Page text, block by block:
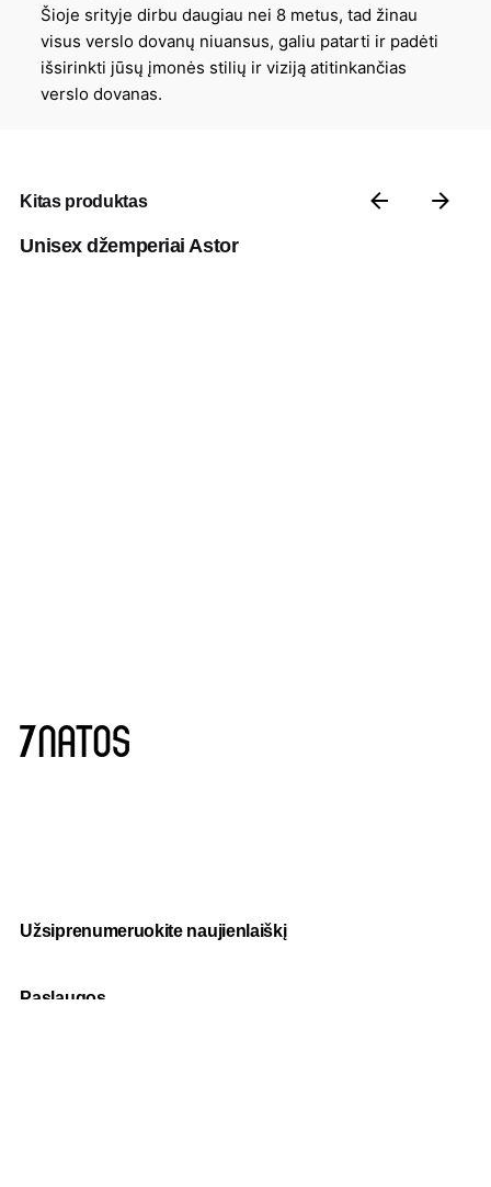
Šioje srityje dirbu daugiau nei 8 metus, tad žinau
visus verslo dovanų niuansus, galiu patarti ir padėti
išsirinkti jūsų įmonės stilių ir viziją atitinkančias
verslo dovanas.
Kitas produktas
Unisex džemperiai Astor
Užsiprenumeruokite naujienlaiškį
Paslaugos